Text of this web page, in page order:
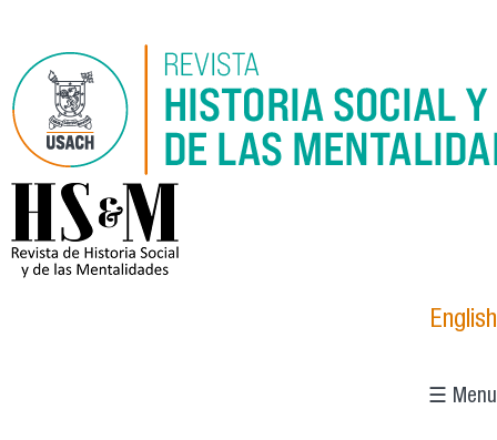
logo_hsm_2021.png
English
☰ Menu